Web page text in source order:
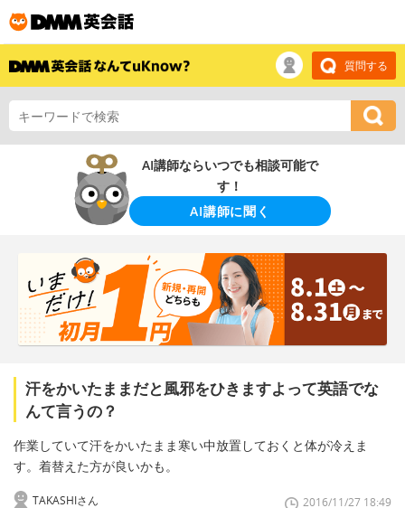
質問する
AI講師ならいつでも相談可能で
す！
AI講師に聞く
汗をかいたままだと風邪をひきますよって英語でな
んて言うの？
作業していて汗をかいたまま寒い中放置しておくと体が冷えま
す。着替えた方が良いかも。
TAKASHIさん 2016/11/27 18:49